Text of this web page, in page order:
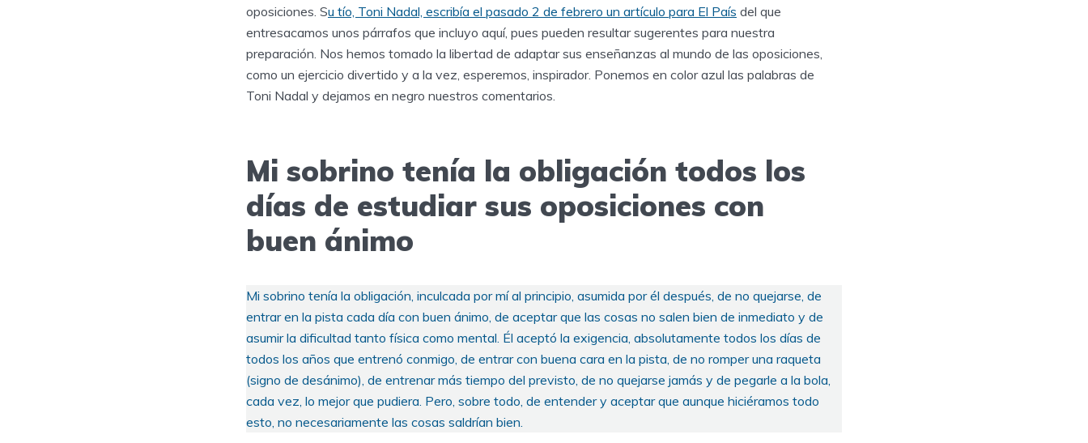
oposiciones. Su tío, Toni Nadal, escribía el pasado 2 de febrero un artículo para El País del que
entresacamos unos párrafos que incluyo aquí, pues pueden resultar sugerentes para nuestra
preparación. Nos hemos tomado la libertad de adaptar sus enseñanzas al mundo de las oposiciones,
como un ejercicio divertido y a la vez, esperemos, inspirador. Ponemos en color azul las palabras de
Toni Nadal y dejamos en negro nuestros comentarios.
Mi sobrino tenía la obligación todos los
días de estudiar sus oposiciones con
buen ánimo
Mi sobrino tenía la obligación, inculcada por mí al principio, asumida por él después, de no quejarse, de
entrar en la pista cada día con buen ánimo, de aceptar que las cosas no salen bien de inmediato y de
asumir la dificultad tanto física como mental. Él aceptó la exigencia, absolutamente todos los días de
todos los años que entrenó conmigo, de entrar con buena cara en la pista, de no romper una raqueta
(signo de desánimo), de entrenar más tiempo del previsto, de no quejarse jamás y de pegarle a la bola,
cada vez, lo mejor que pudiera. Pero, sobre todo, de entender y aceptar que aunque hiciéramos todo
esto, no necesariamente las cosas saldrían bien.